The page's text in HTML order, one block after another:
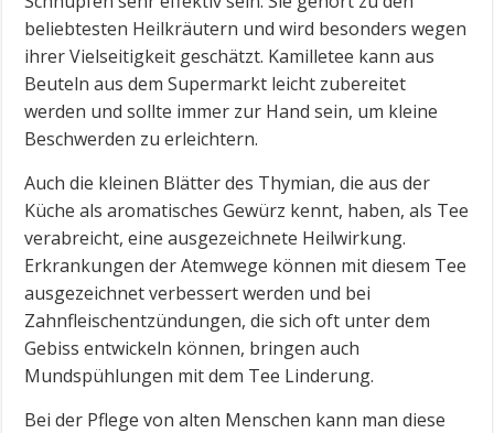
beliebtesten Heilkräutern und wird besonders wegen
ihrer Vielseitigkeit geschätzt. Kamilletee kann aus
Beuteln aus dem Supermarkt leicht zubereitet
werden und sollte immer zur Hand sein, um kleine
Beschwerden zu erleichtern.
Auch die kleinen Blätter des Thymian, die aus der
Küche als aromatisches Gewürz kennt, haben, als Tee
verabreicht, eine ausgezeichnete Heilwirkung.
Erkrankungen der Atemwege können mit diesem Tee
ausgezeichnet verbessert werden und bei
Zahnfleischentzündungen, die sich oft unter dem
Gebiss entwickeln können, bringen auch
Mundspühlungen mit dem Tee Linderung.
Bei der Pflege von alten Menschen kann man diese